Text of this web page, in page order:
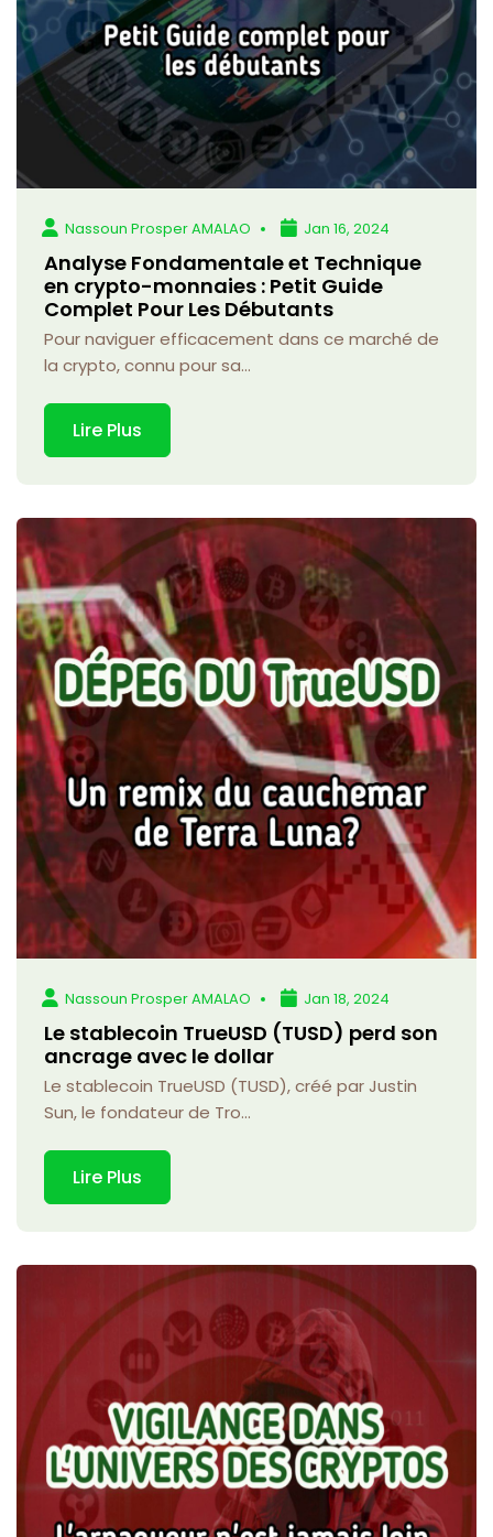
Nassoun Prosper AMALAO Jan 16, 2024
Analyse Fondamentale et Technique
en crypto-monnaies : Petit Guide
Complet Pour Les Débutants
Pour naviguer efficacement dans ce marché de
la crypto, connu pour sa...
Lire Plus
Nassoun Prosper AMALAO Jan 18, 2024
Le stablecoin TrueUSD (TUSD) perd son
ancrage avec le dollar
Le stablecoin TrueUSD (TUSD), créé par Justin
Sun, le fondateur de Tro...
Lire Plus